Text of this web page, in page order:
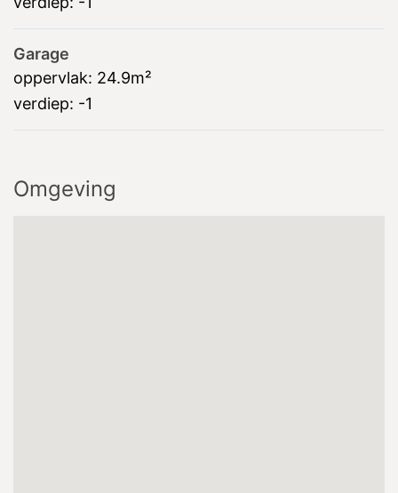
Garage
oppervlak: 24.9m²
verdiep: -1
Omgeving